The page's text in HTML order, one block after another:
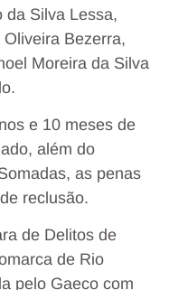
da Silva Lessa,
Bezerra,
Moreira da Silva
e 10 meses de
além do
as penas
reclusão.
de Delitos de
de Rio
pelo Gaeco com